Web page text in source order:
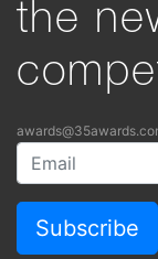
the